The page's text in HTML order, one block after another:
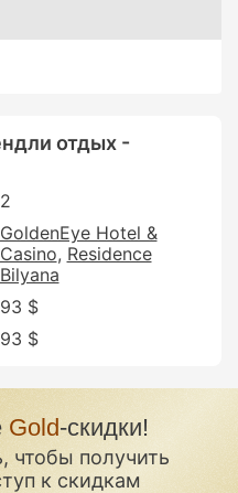
отдых -
2
GoldenEye Hotel &
Casino Residence
Bilyana
93 $
93 $
Gold-скидки!
чтобы получить
к скидкам